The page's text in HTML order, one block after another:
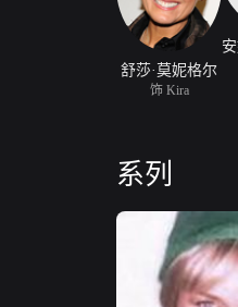
舒莎·莫妮格尔
饰 Kira
系列